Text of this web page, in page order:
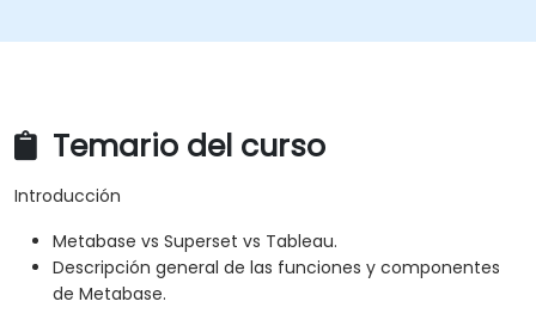
Temario del curso
Introducción
Metabase vs Superset vs Tableau.
Descripción general de las funciones y componentes
de Metabase.